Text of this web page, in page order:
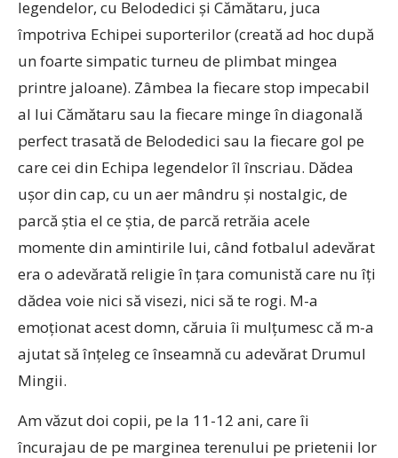
legendelor, cu Belodedici și Cămătaru, juca
împotriva Echipei suporterilor (creată ad hoc după
un foarte simpatic turneu de plimbat mingea
printre jaloane). Zâmbea la fiecare stop impecabil
al lui Cămătaru sau la fiecare minge în diagonală
perfect trasată de Belodedici sau la fiecare gol pe
care cei din Echipa legendelor îl înscriau. Dădea
ușor din cap, cu un aer mândru și nostalgic, de
parcă știa el ce știa, de parcă retrăia acele
momente din amintirile lui, când fotbalul adevărat
era o adevărată religie în țara comunistă care nu îți
dădea voie nici să visezi, nici să te rogi. M-a
emoționat acest domn, căruia îi mulțumesc că m-a
ajutat să înțeleg ce înseamnă cu adevărat Drumul
Mingii.
Am văzut doi copii, pe la 11-12 ani, care îi
încurajau de pe marginea terenului pe prietenii lor